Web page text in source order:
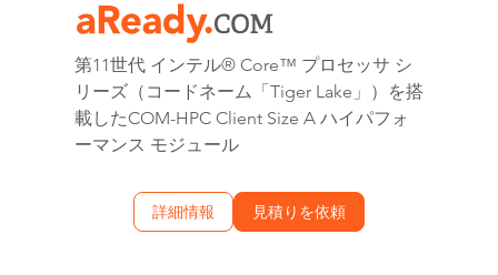
第11世代 インテル® Core™ プロセッサ シ
リーズ（コードネーム「Tiger Lake」）を搭
載したCOM-HPC Client Size A ハイパフォ
ーマンス モジュール
詳細情報 見積りを依頼